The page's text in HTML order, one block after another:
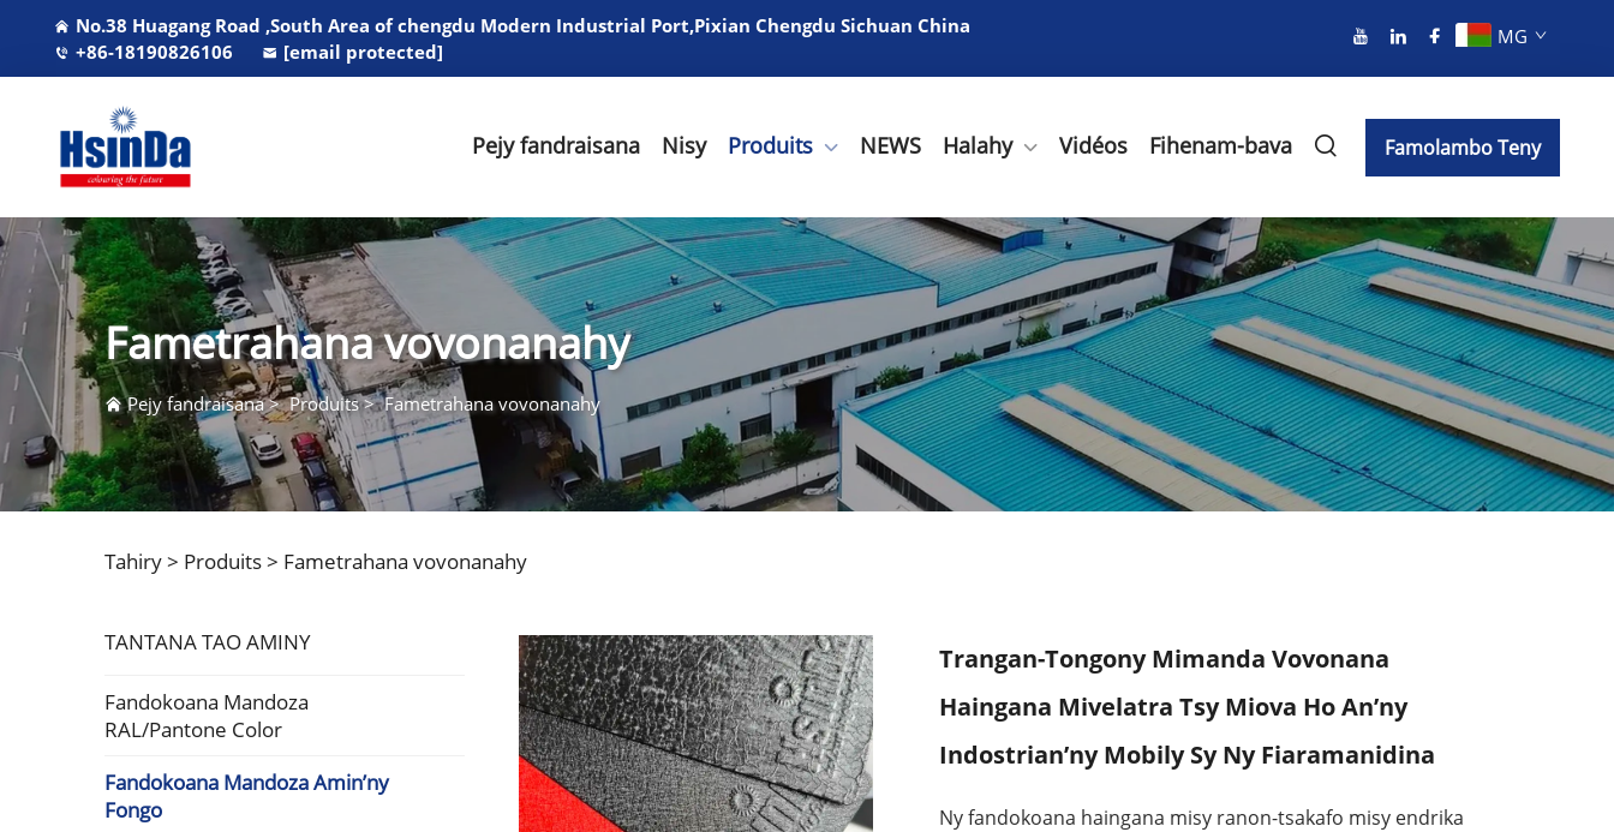
No.38 Huagang Road ,South Area of chengdu Modern Industrial Port,Pixian Chengdu Sichuan China
+86-18190826106
[email protected]
MG
Pejy fandraisana Nisy Produits NEWS Halahy Vidéos Fihenam-bava Famolambo Teny
Fametrahana vovonanahy
Pejy fandraisana>Produits>Fametrahana vovonanahy
Tahiry > Produits> Fametrahana vovonanahy
TANTANA TAO AMINY
Fandokoana Mandoza
RAL/Pantone Color
Fandokoana Mandoza Amin’ny
Fongo
Trangan-Tongony Mimanda Vovonana
Haingana Mivelatra Tsy Miova Ho An’ny
Indostrian’ny Mobily Sy Ny Fiaramanidina
Ny fandokoana haingana misy ranon-tsakafo misy endrika